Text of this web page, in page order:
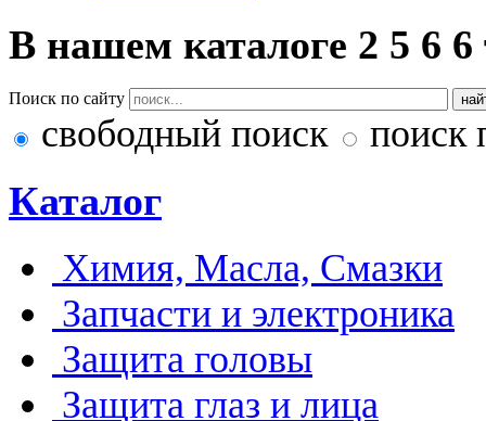
В нашем каталоге 2 5 6 6
Поиск по сайту
свободный поиск поиск
Каталог
Химия, Масла, Смазки
Запчасти и электроника
Защита головы
Защита глаз и лица